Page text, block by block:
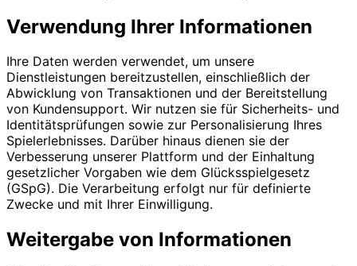
Verwendung Ihrer Informationen
Ihre Daten werden verwendet, um unsere
Dienstleistungen bereitzustellen, einschließlich der
Abwicklung von Transaktionen und der Bereitstellung
von Kundensupport. Wir nutzen sie für Sicherheits- und
Identitätsprüfungen sowie zur Personalisierung Ihres
Spielerlebnisses. Darüber hinaus dienen sie der
Verbesserung unserer Plattform und der Einhaltung
gesetzlicher Vorgaben wie dem Glücksspielgesetz
(GSpG). Die Verarbeitung erfolgt nur für definierte
Zwecke und mit Ihrer Einwilligung.
Weitergabe von Informationen